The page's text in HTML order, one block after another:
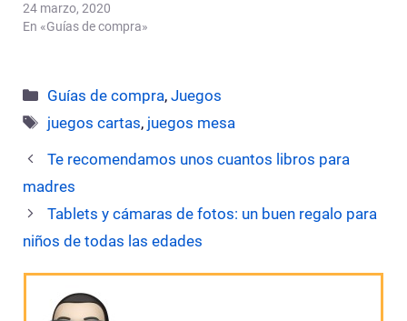
24 marzo, 2020
En «Guías de compra»
Categorías
Guías de compra,Juegos
Etiquetas
juegos cartas, juegos mesa
Te recomendamos unos cuantos libros para
madres
Tablets y cámaras de fotos: un buen regalo para
niños de todas las edades